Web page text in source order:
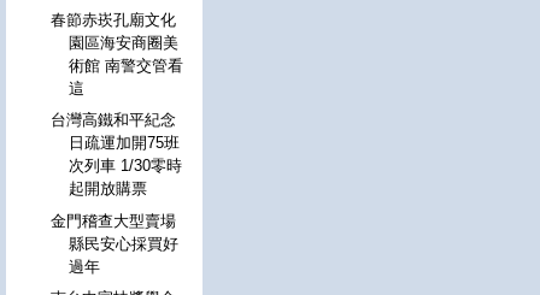
春節赤崁孔廟文化
園區海安商圈美
術館 南警交管看
這
台灣高鐵和平紀念
日疏運加開75班
次列車 1/30零時
起開放購票
金門稽查大型賣場
縣民安心採買好
過年